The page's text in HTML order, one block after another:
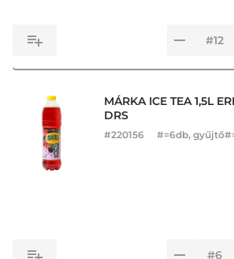
MÁRKA ICE TEA 1,5L
DRS
#220156 #=6db,